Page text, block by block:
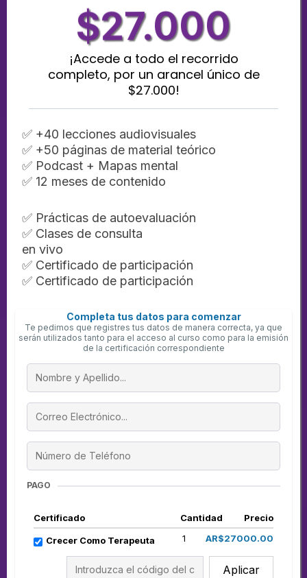
$27.000
¡Accede a todo el recorrido
completo, por un arancel único de
$27.000!
✅ +40 lecciones audiovisuales
✅ +50 páginas de material teórico
✅ Podcast + Mapas mental
✅ 12 meses de contenido
✅ Prácticas de autoevaluación
✅ Clases de consulta
en vivo
✅ Certificado de participación
✅ Certificado de participación
Completa tus datos para comenzar
Te pedimos que registres tus datos de manera correcta, ya que
serán utilizados tanto para el acceso al curso como para la emisión
de la certificación correspondiente
PAGO
Certificado Cantidad Precio
Crecer Como Terapeuta 1 AR$27000.00
Aplicar